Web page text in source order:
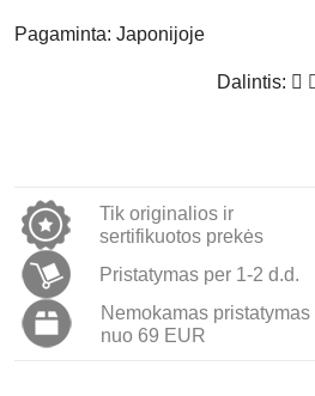
Pagaminta: Japonijoje
Dalintis:
Tik originalios ir
sertifikuotos prekės
Pristatymas per 1-2 d.d.
Nemokamas pristatymas
nuo 69 EUR